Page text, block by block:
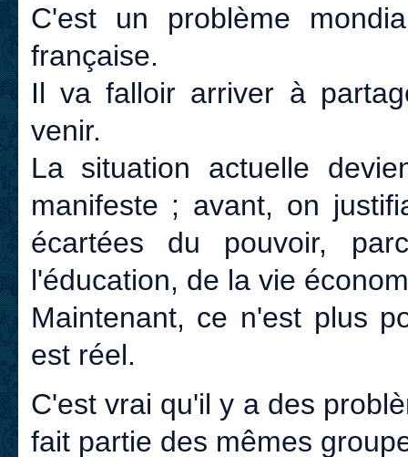
C'est un problème
française.
Il va falloir arriver à
venir.
La situation actuelle
manifeste ; avant, on
écartées du pouvoir,
l'éducation, de la vie
Maintenant, ce n'est plus
est réel.
C'est vrai qu'il y a des
fait partie des mêmes